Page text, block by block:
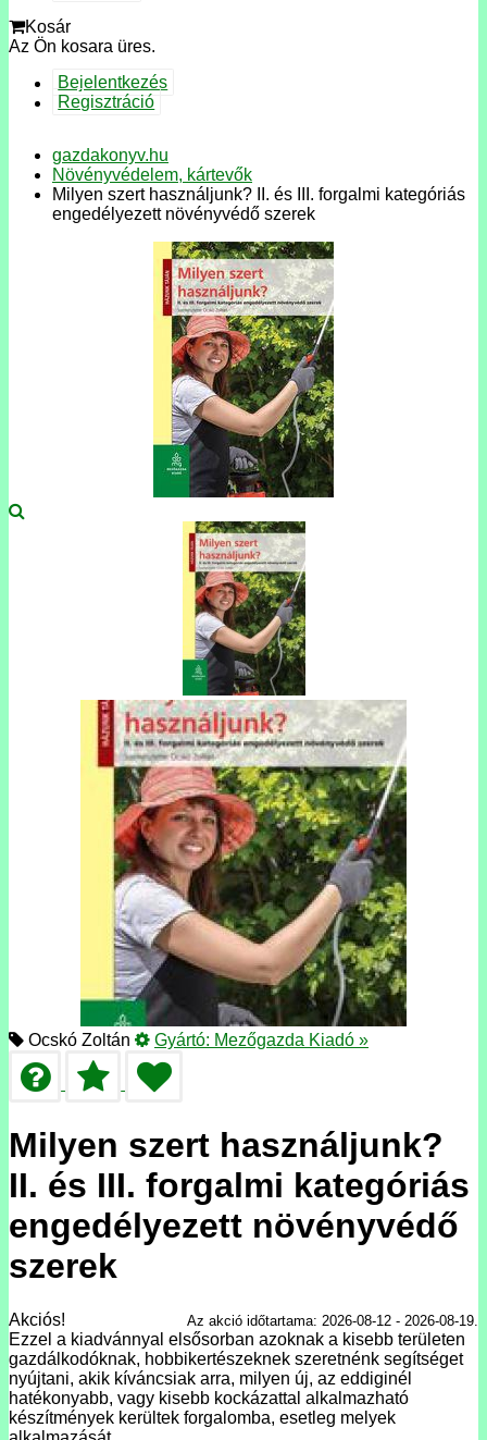
Kosár
Az Ön kosara üres.
Bejelentkezés
Regisztráció
gazdakonyv.hu
Növényvédelem, kártevők
Milyen szert használjunk? II. és III. forgalmi kategóriás
engedélyezett növényvédő szerek
Ocskó Zoltán Gyártó: Mezőgazda Kiadó »
Milyen szert használjunk?
II. és III. forgalmi kategóriás
engedélyezett növényvédő
szerek
Akciós! Az akció időtartama: 2026-08-12 - 2026-08-19.
Ezzel a kiadvánnyal elsősorban azoknak a kisebb területen
gazdálkodóknak, hobbikertészeknek szeretnénk segítséget
nyújtani, akik kíváncsiak arra, milyen új, az eddiginél
hatékonyabb, vagy kisebb kockázattal alkalmazható
készítmények kerültek forgalomba, esetleg melyek